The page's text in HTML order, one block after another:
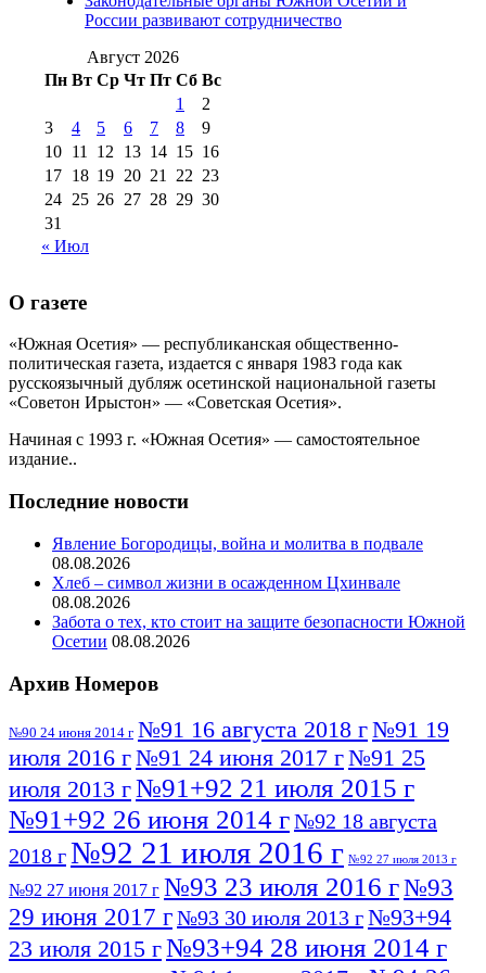
2017 г(9)
№99 4 августа
2016 г(12) №99 8 июля 2014 г
августа 2012 г(11)
августа 2013 г
(12)
России развивают сотрудничество
Август 2026
Пн Вт Ср Чт Пт Сб Вс
1
2
3
4 5 6 7 8
9
10 11 12 13 14 15 16
17 18 19 20 21 22 23
24 25 26 27 28 29 30
31
« Июл
О газете
«Южная Осетия» — республиканская общественно-
политическая газета, издается с января 1983 года как
русскоязычный дубляж осетинской национальной газеты
«Советон Ирыстон» — «Советская Осетия».
Начиная с 1993 г. «Южная Осетия» — самостоятельное
издание..
Последние новости
Явление Богородицы, война и молитва в подвале
08.08.2026
Хлеб – символ жизни в осажденном Цхинвале
08.08.2026
Забота о тех, кто стоит на защите безопасности Южной
Осетии 08.08.2026
Архив Номеров
№90 24 июня 2014 г №91 16 августа 2018 г№91 19
июля 2016 г№91 24 июня 2017 г№91 25
июля 2013 г№91+92 21 июля 2015 г
№91+92 26 июня 2014 г№92 18 августа
2018 г№92 21 июля 2016 г №92 27 июля 2013 г
№92 27 июня 2017 г №93 23 июля 2016 г№93
29 июня 2017 г№93 30 июля 2013 г№93+94
23 июля 2015 г№93+94 28 июня 2014 г